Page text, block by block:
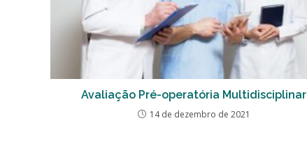
Avaliação Pré-operatória Multidisciplinar
14 de dezembro de 2021